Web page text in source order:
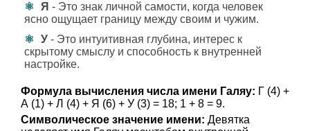
Я - Это знак личной самости, когда человек
ясно ощущает границу между своим и чужим.
У - Это интуитивная глубина, интерес к
скрытому смыслу и способность к внутренней
настройке.
Формула вычисления числа имени Галяу: Г (4) +
А (1) + Л (4) + Я (6) + У (3) = 18; 1 + 8 = 9.
Символическое значение имени: Девятка